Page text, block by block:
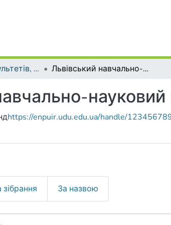
Матеріали факультетів, інститутів, підрозділів Львівський навчально-науковий центр професійної освіти
науковий
https://enpuir.udu.edu.ua/handle/
За назвою